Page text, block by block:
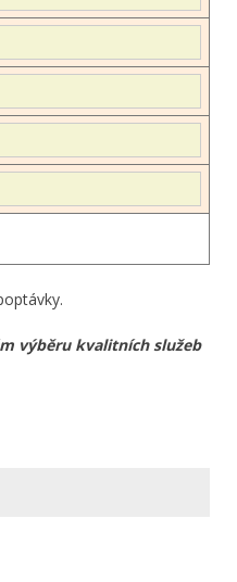
výběru kvalitních služeb